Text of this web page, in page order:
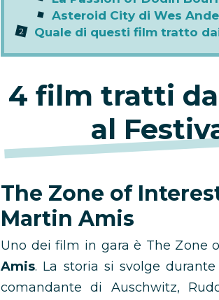
Asteroid City di Wes
Quale di questi film tratto
4 film tratti
al
The Zone of
Martin Amis
Uno dei film in gara è The Zone
Amis. La storia si svolge
comandante di Auschwitz,